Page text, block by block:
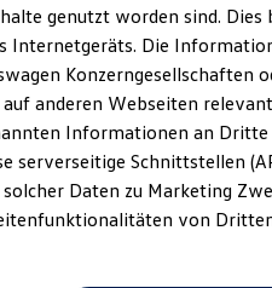
genutzt worden sind. Dies
Internetgeräts. Die
Konzerngesellschaften
anderen Webseiten
Informationen an Dritte
serverseitige Schnittstellen
Daten zu Marketing
von